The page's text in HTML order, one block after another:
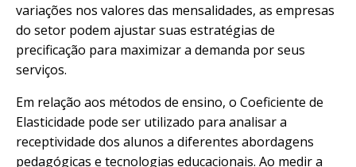
variações nos valores das mensalidades, as empresas
do setor podem ajustar suas estratégias de
precificação para maximizar a demanda por seus
serviços.
Em relação aos métodos de ensino, o Coeficiente de
Elasticidade pode ser utilizado para analisar a
receptividade dos alunos a diferentes abordagens
pedagógicas e tecnologias educacionais. Ao medir a